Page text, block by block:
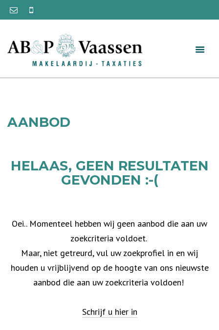
AANBOD
HELAAS, GEEN RESULTATEN
GEVONDEN :-(
Oei.. Momenteel hebben wij geen aanbod die aan uw
zoekcriteria voldoet.
Maar, niet getreurd, vul uw zoekprofiel in en wij
houden u vrijblijvend op de hoogte van ons nieuwste
aanbod die aan uw zoekcriteria voldoen!
Schrijf u hier in